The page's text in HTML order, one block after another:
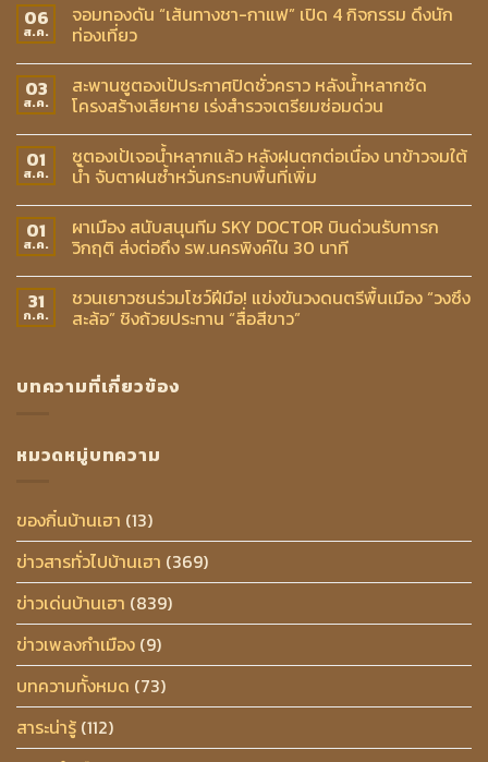
06
ส.ค.
จอมทองดัน “เส้นทางชา-กาแฟ” เปิด 4 กิจกรรม ดึงนัก
ท่องเที่ยว
03
ส.ค.
สะพานซูตองเป้ประกาศปิดชั่วคราว หลังน้ำหลากซัด
โครงสร้างเสียหาย เร่งสำรวจเตรียมซ่อมด่วน
01
ส.ค.
ซูตองเป้เจอน้ำหลากแล้ว หลังฝนตกต่อเนื่อง นาข้าวจมใต้
น้ำ จับตาฝนซ้ำหวั่นกระทบพื้นที่เพิ่ม
01
ส.ค.
ผาเมือง สนับสนุนทีม SKY DOCTOR บินด่วนรับทารก
วิกฤติ ส่งต่อถึง รพ.นครพิงค์ใน 30 นาที
31
ก.ค.
ชวนเยาวชนร่วมโชว์ฝีมือ! แข่งขันวงดนตรีพื้นเมือง “วงซึง
สะล้อ” ชิงถ้วยประทาน “สื่อสีขาว”
บทความที่เกี่ยวข้อง
หมวดหมู่บทความ
ของกิ๋นบ้านเฮา (13)
ข่าวสารทั่วไปบ้านเฮา (369)
ข่าวเด่นบ้านเฮา (839)
ข่าวเพลงกำเมือง (9)
บทความทั้งหมด (73)
สาระน่ารู้ (112)